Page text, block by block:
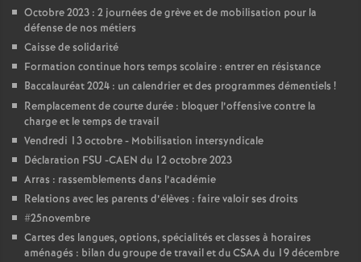
é
a
s
T
Octobre 2023 : 2 journées de grève et de mobilisation pour la
défense de nos métiers
Caisse de solidarité
Formation continue hors temps scolaire : entrer en résistance
Baccalauréat 2024 : un calendrier et des programmes démentiels !
Remplacement de courte durée : bloquer l’offensive contre la
charge et le temps de travail
Vendredi 13 octobre - Mobilisation intersyndicale
Déclaration FSU -CAEN du 12 octobre 2023
Arras : rassemblements dans l’académie
Relations avec les parents d’élèves : faire valoir ses droits
#25novembre
Cartes des langues, options, spécialités et classes à horaires
aménagés : bilan du groupe de travail et du CSAA du 19 décembre